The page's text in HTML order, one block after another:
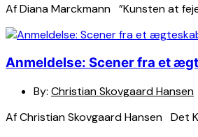
Af Diana Marckmann ”Kunsten at
Anmeldelse: Scener fra et
By: Christian Skovgaard Hansen
Af Christian Skovgaard Hansen Det